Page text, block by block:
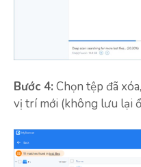
Bước 4: Chọn tệp đã
vị trí mới (không lưu lại